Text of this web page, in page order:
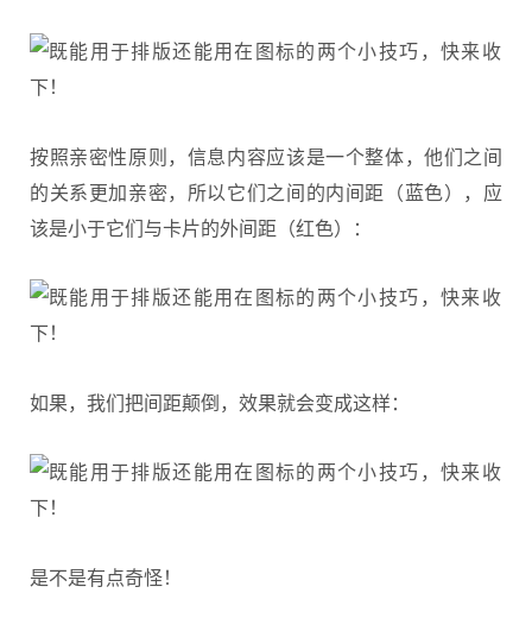
按照亲密性原则，信息内容应该是一个整体，他们之间
的关系更加亲密，所以它们之间的内间距（蓝色），应
该是小于它们与卡片的外间距（红色）：
如果，我们把间距颠倒，效果就会变成这样：
是不是有点奇怪！